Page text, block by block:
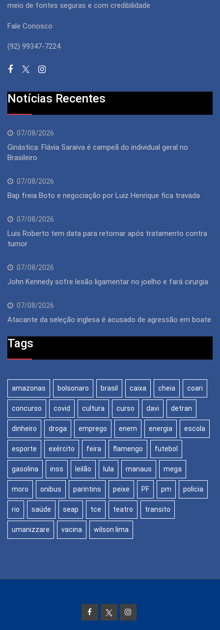
meio de fontes seguras e com credibilidade
Fale Conosco
(92) 99347-7224
Notícias Recentes
07/08/2026
Ginástica: Flávia Saraiva é campeã do individual geral no
Brasileiro
07/08/2026
Bap freia Boto e negociação por Luiz Henrique fica travada
07/08/2026
Luis Roberto tem data para retornar após tratamento contra
tumor
07/08/2026
John Kennedy sofre lesão ligamentar no joelho e fará cirurgia
07/08/2026
Atacante da seleção inglesa é acusado de agressão em boate
Tags
amazonas bolsonaro brasil caixa cheia coari
concurso covid cultura curso davi detran
dinheiro droga emprego enem energia escola
esporte exército feira flamengo futebol
gasolina inss leilão lula manaus mega
moro onibus parintins peixe PF pm policia
rio saúde seap tce teatro transito
umanizzare vacina wilson lima